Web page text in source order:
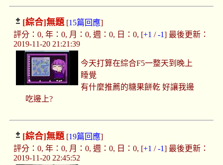
[綜合]無題[15篇回應]
評分：0, 年：0, 月：0, 週：0, 日：0, [+1 /-1] 最後更新：
2019-11-20 21:21:39
今天打算在綜合F5一整天到晚上
睡覺
有什麼推薦的糖果餅乾 好讓我邊
吃邊上?
[綜合]無題[19篇回應]
評分：0, 年：0, 月：0, 週：0, 日：0, [+1 /-1] 最後更新：
2019-11-20 22:45:52